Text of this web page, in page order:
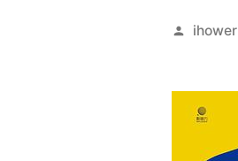
作
ihower